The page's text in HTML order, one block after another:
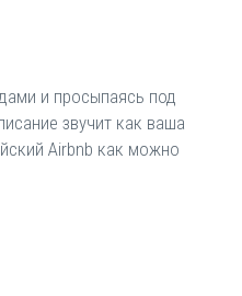
и просыпаясь под
звучит как ваша
Airbnb как можно